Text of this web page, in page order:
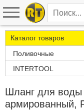
Каталог товаров
Поливочные
INTERTOOL
Шланг для
армированный,